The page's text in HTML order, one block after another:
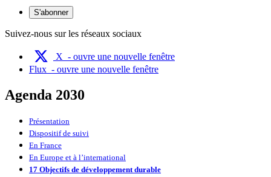
S'abonner
Suivez-nous sur les réseaux sociaux
X - ouvre une nouvelle fenêtre
Flux - ouvre une nouvelle fenêtre
Agenda 2030
Présentation
Dispositif de suivi
En France
En Europe et à l’international
17 Objectifs de développement durable